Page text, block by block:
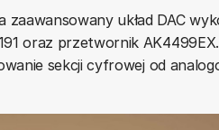
zaawansowany układ DAC
oraz przetwornik
sekcji cyfrowej od